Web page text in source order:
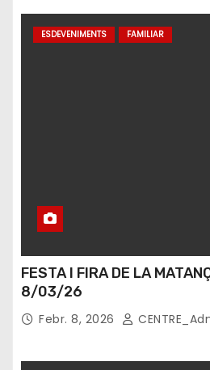
ESDEVENIMENTS FAMILIAR
FESTA I FIRA DE LA
8/03/26
Febr. 8, 2026